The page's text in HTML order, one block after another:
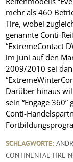
mehr als 460
Tire, wobei
genannte Conti-
“ExtremeContact
im Juni auf den
2009/2010 sei
Darüber hinaus
sein “Engage
Conti-
SCHLAGWORTE:
CONTINENTAL TIRE